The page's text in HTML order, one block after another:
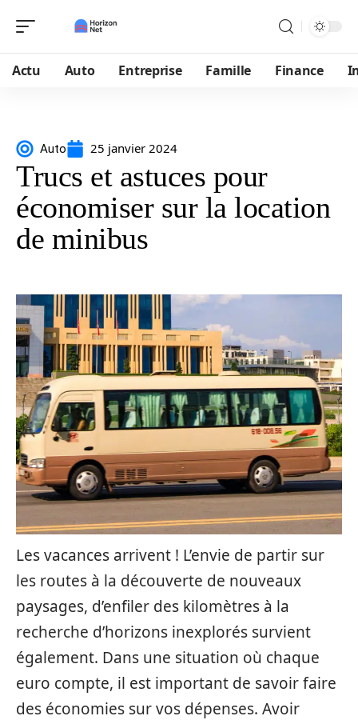
Actu Auto Entreprise Famille Finance
Auto 25 janvier 2024
Trucs et astuces pour
économiser sur la location
de minibus
Les vacances arrivent ! L’envie de partir sur
les routes à la découverte de nouveaux
paysages, d’enfiler des kilomètres à la
recherche d’horizons inexplorés survient
également. Dans une situation où chaque
euro compte, il est important de savoir faire
des économies sur vos dépenses. Avoir